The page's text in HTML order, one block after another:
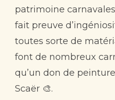
patrimoine
fait preuve
toutes sorte de
font de nombreux
qu’un don de
Scaër 🎨.